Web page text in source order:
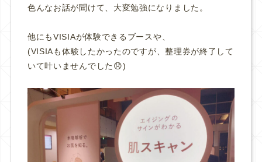
色んなお話が聞けて、大変勉強になりました。
他にもVISIAが体験できるブースや、
(VISIAも体験したかったのですが、整理券が終了して
いて叶いませんでした😞)